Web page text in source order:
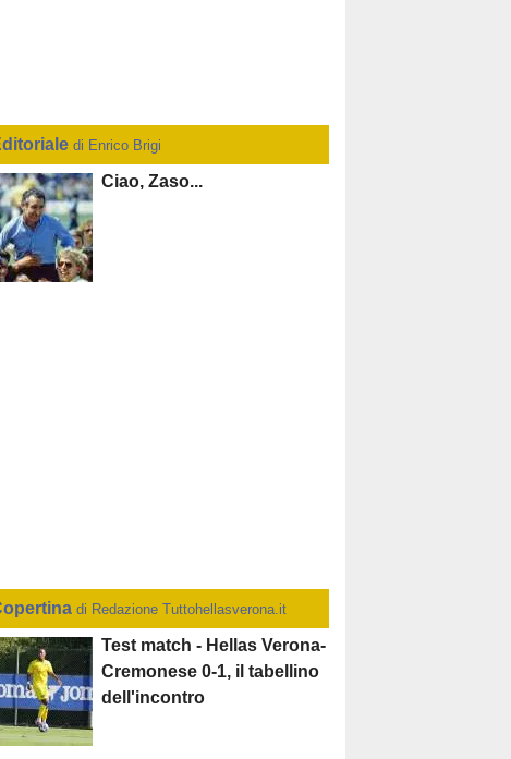
di Enrico Brigi
Ciao, Zaso...
di Redazione Tuttohellasverona.it
Test match - Hellas Verona-
Cremonese 0-1, il tabellino
dell'incontro